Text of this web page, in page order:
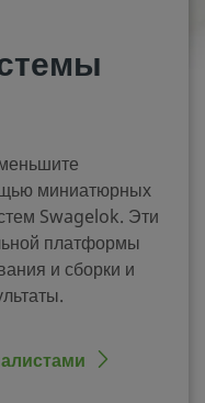
миниатюрных
Swagelok. Эти
платформы
и сборки и